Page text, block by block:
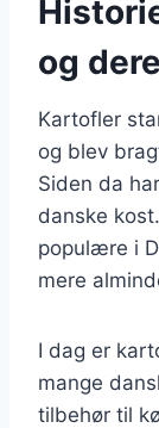
og
Kartofler
og blev
Siden da
danske
populære i
mere
I dag er
mange
tilbehør til